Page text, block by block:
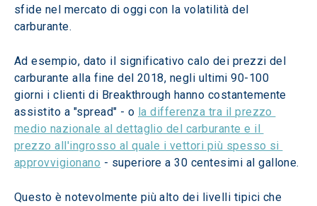
sfide nel mercato di oggi con la volatilità del
carburante.
Ad esempio, dato il significativo calo dei prezzi del
carburante alla fine del 2018, negli ultimi 90-100
giorni i clienti di Breakthrough hanno costantemente
assistito a "spread" - o la differenza tra il prezzo
medio nazionale al dettaglio del carburante e il
prezzo all'ingrosso al quale i vettori più spesso si
approvvigionano - superiore a 30 centesimi al gallone.
Questo è notevolmente più alto dei livelli tipici che